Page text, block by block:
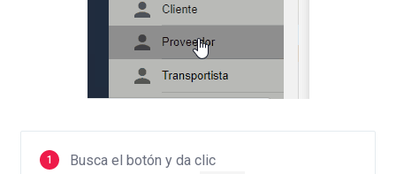
Busca el botón y da clic